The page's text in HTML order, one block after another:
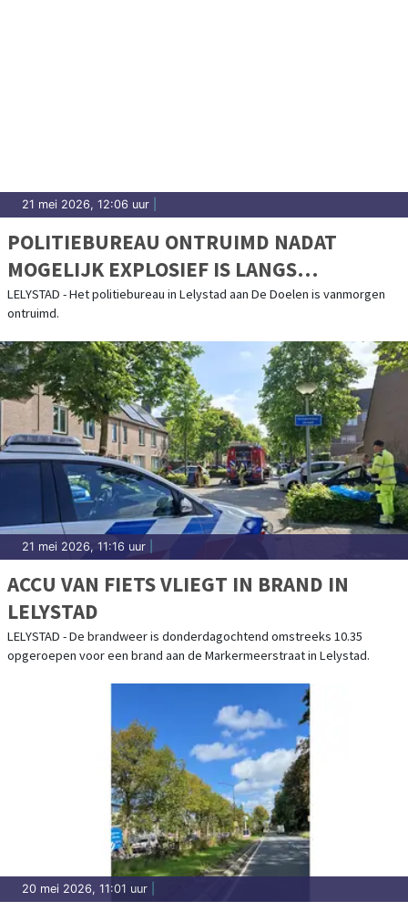
21 mei 2026, 12:06 uur
POLITIEBUREAU ONTRUIMD NADAT
MOGELIJK EXPLOSIEF IS LANGS
GEBRACHT
LELYSTAD - Het politiebureau in Lelystad aan De Doelen is vanmorgen
ontruimd.
21 mei 2026, 11:16 uur
ACCU VAN FIETS VLIEGT IN BRAND IN
LELYSTAD
LELYSTAD - De brandweer is donderdagochtend omstreeks 10.35
opgeroepen voor een brand aan de Markermeerstraat in Lelystad.
20 mei 2026, 11:01 uur